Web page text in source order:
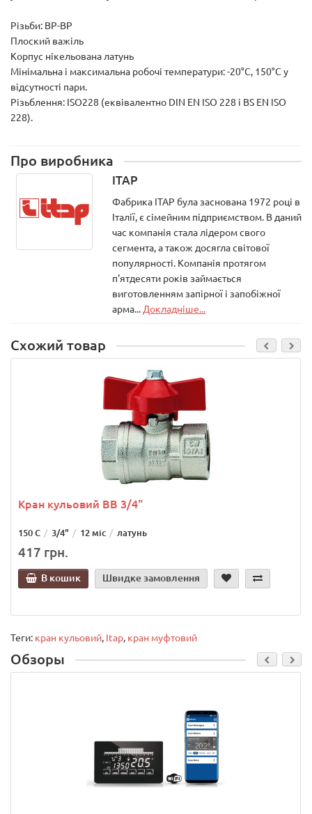
Різьби: ВР-ВР
Плоский важіль
Корпус нікельована латунь
Мінімальна і максимальна робочі температури: -20°C, 150°C у
відсутності пари.
Різьблення: ISO228 (еквівалентно DIN EN ISO 228 і BS EN ISO
228).
Про виробника
ITAP
Фабрика ITAP була заснована 1972 році в
Італії, є сімейним підприємством. В даний
час компанія стала лідером свого
сегмента, а також досягла світової
популярності. Компанія протягом
п'ятдесяти років займається
виготовленням запірної і запобіжної
арма... Докладніше...
Схожий товар
Кран кульовий ВВ 3/4"
150 С 3/4" 12 міс латунь
417 грн.
В кошик Швидке замовлення
Теги: кран кульовий, Itap, кран муфтовий
Обзоры